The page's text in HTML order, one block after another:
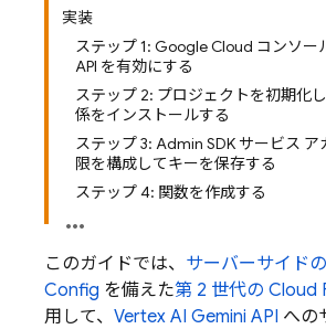
実装
ステップ 1: Google Cloud コンソー
API を有効にする
ステップ 2: プロジェクトを初期化
係をインストールする
ステップ 3: Admin SDK サービス
限を構成してキーを保存する
ステップ 4: 関数を作成する
このガイドでは、 サーバーサイドの
Config を備えた第 2 世代の Cloud
用して、 Vertex AI Gemini API への